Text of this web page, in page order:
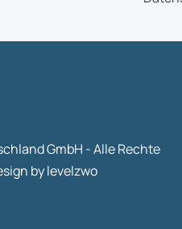
GmbH - Alle Rechte
by levelzwo